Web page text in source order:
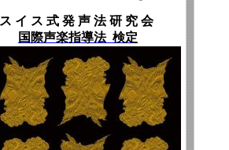
ス イ ス 式 発 声 法 研 究 会
国際声楽指導法 検定